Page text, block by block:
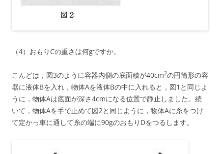
（4）おもりCの重さは何gですか。
こんどは，図3のように容器内側の底面積が40cm2の円筒形の容
器に液体Bを入れ，物体Aを液体Bの中に入れると，図1と同じよ
うに，物体Aは底面が深さ4cmになる位置で静止しました。続
いて，物体Aを手で止めて図2と同じように，物体Aに糸をつけ
て定かっ車に通して糸の端に90gのおもりDをつるします。